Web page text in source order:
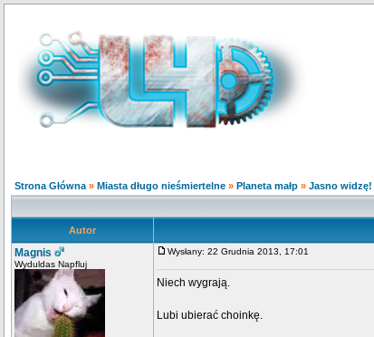
Strona Główna » Miasta długo nieśmiertelne » Planeta małp » Jasno widzę!
Autor
Magnis
Wyduldas Napfluj
Wysłany: 22 Grudnia 2013, 17:01
Niech wygrają.
Lubi ubierać choinkę.